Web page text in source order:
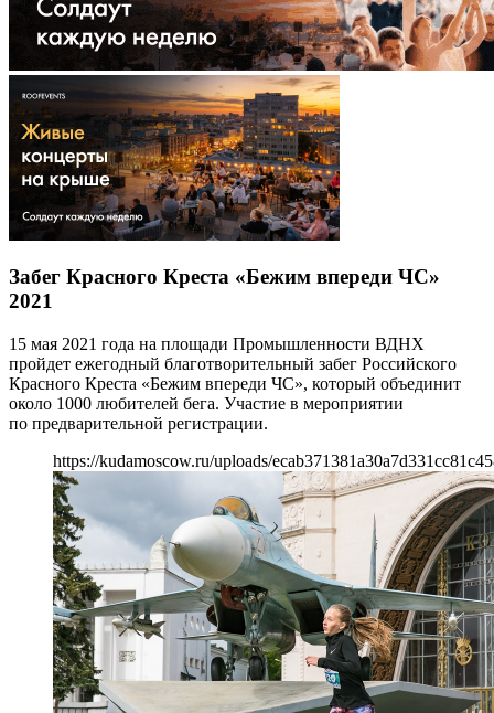
Забег Красного Креста «Бежим впереди ЧС»
2021
15 мая 2021 года на площади Промышленности ВДНХ
пройдет ежегодный благотворительный забег Российского
Красного Креста «Бежим впереди ЧС», который объединит
около 1000 любителей бега. Участие в мероприятии
по предварительной регистрации.
https://kudamoscow.ru/uploads/